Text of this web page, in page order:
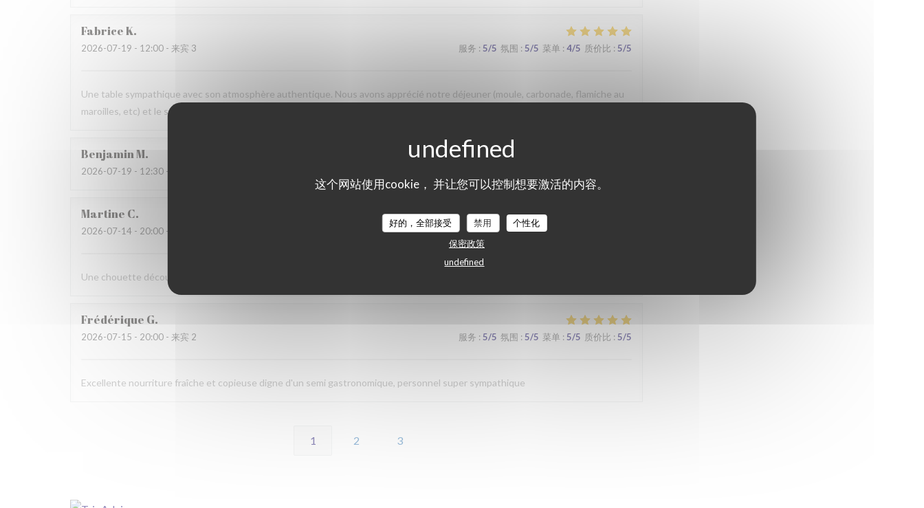
这个网站使用cookie， 并让您可以控制想要激活的内容。
好的，全部接受 禁用
个性化
保密政策
undefined
FabriceK
2026-07-19 - 12:00 - 来宾 3 服务 : 5/5 氛围 : 5/5 菜单: 4/5 质价比 : 5/5
Une table sympathique avec son atmosphère authentique. Nous avons apprécié notre déjeuner (moule, carbonade, flamiche au
maroilles, etc) et le service. Pourquoi pas y retourner lors d'un prochaine passage à Lilles.
BenjaminM
2026-07-19 - 12:30 - 来宾 2
Martine C
2026-07-14 - 20:00 - 来宾 6 服务:4/5 氛围:4/5 菜单
Une chouette découverte!
Frédérique G
2026-07-15 - 20:00 - 来宾 2 服务 : 5/5 氛围 : 5/5 菜单 : 5/5 质价比 : 5/5
Excellente nourriture fraîche et copieuse digne d'un semi gastronomique, personnel super sympathique
1 2 3